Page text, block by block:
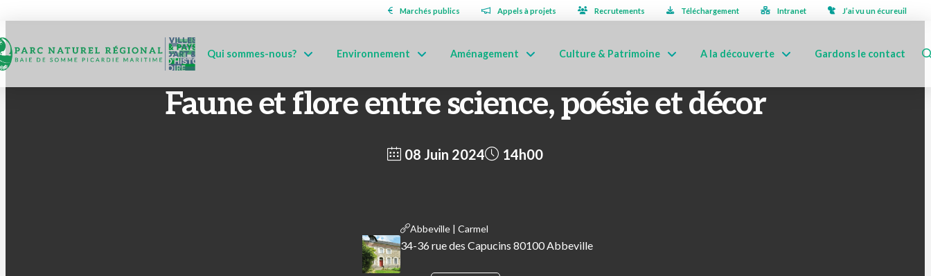
Marchés publics Appels à projets Recrutements Téléchargement Intranet J’ai vu un écureuil
Qui sommes-nous? Environnement Aménagement Culture & Patrimoine A la découverte Gardons le contact
Faune et flore entre science, poésie et décor
08 Juin 2024 14h00
Abbeville | Carmel
34-36 rue des Capucins 80100 Abbeville